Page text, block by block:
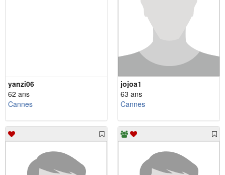
yanzi06
62 ans
Cannes
jojoa1
63 ans
Cannes